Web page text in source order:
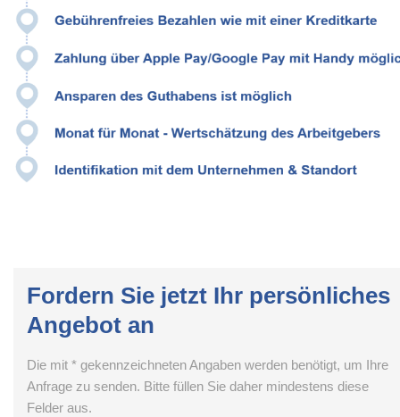
Fordern Sie jetzt Ihr persönliches
Angebot an
Die mit * gekennzeichneten Angaben werden benötigt, um Ihre
Anfrage zu senden. Bitte füllen Sie daher mindestens diese
Felder aus.